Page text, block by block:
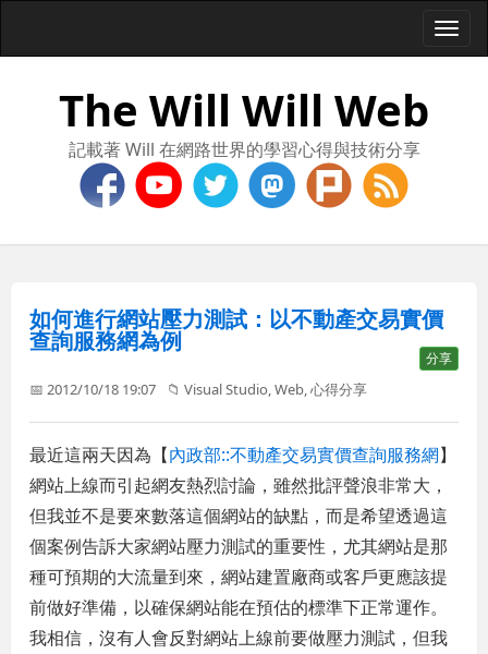
The Will Will Web
記載著 Will 在網路世界的學習心得與技術分享
如何進行網站壓力測試：以不動產交易實價
查詢服務網為例
分享
📅 2012/10/18 19:07 📁Visual Studio ,Web ,心得分享
最近這兩天因為【內政部::不動產交易實價查詢服務網】
網站上線而引起網友熱烈討論，雖然批評聲浪非常大，
但我並不是要來數落這個網站的缺點，而是希望透過這
個案例告訴大家網站壓力測試的重要性，尤其網站是那
種可預期的大流量到來，網站建置廠商或客戶更應該提
前做好準備，以確保網站能在預估的標準下正常運作。
我相信，沒有人會反對網站上線前要做壓力測試，但我